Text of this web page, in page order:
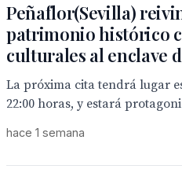
Peñaflor(Sevilla)
patrimonio histórico
culturales al enclave
La próxima cita tendrá lugar
22:00 horas, y estará
hace 1 semana